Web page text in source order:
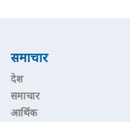
समाचार
देश
समाचार
आर्थिक